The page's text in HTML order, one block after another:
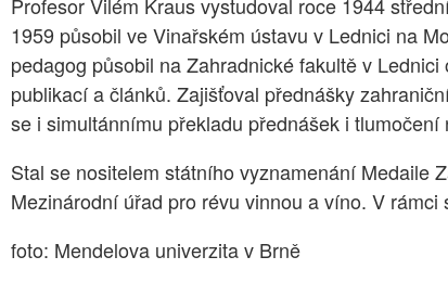
1959 působil ve Vinařském ústavu v Lednici na
pedagog působil na Zahradnické fakultě v
publikací a článků. Zajišťoval přednášky
se i simultánnímu překladu přednášek i
Stal se nositelem státního vyznamenání Medaile
Mezinárodní úřad pro révu vinnou a víno. V
foto: Mendelova univerzita v Brně